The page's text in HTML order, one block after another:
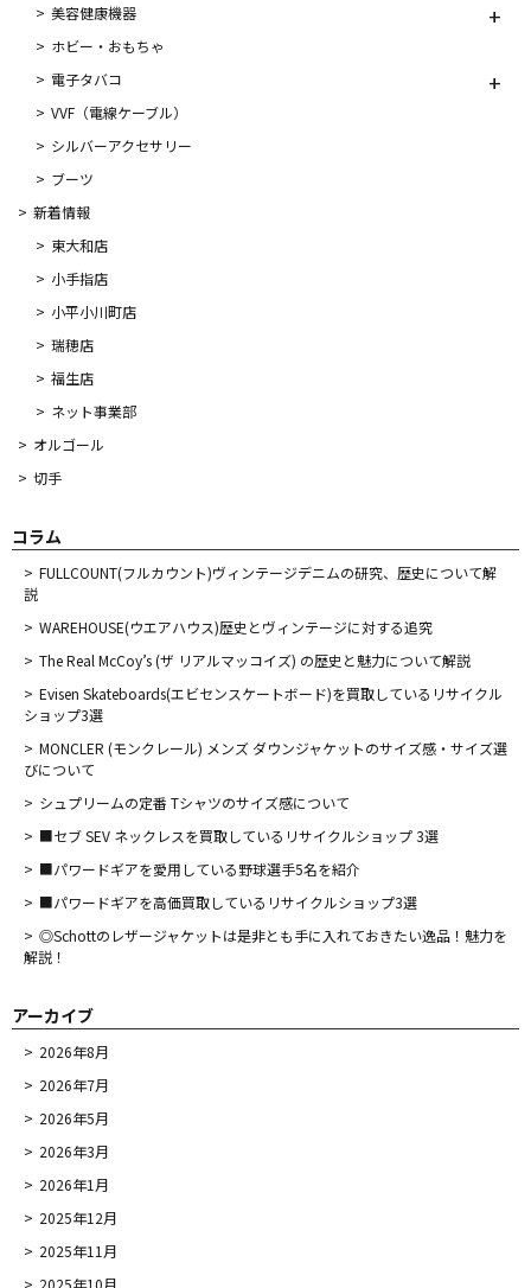
美容健康機器
ホビー・おもちゃ
電子タバコ
VVF（電線ケーブル）
シルバーアクセサリー
ブーツ
新着情報
東大和店
小手指店
小平小川町店
瑞穂店
福生店
ネット事業部
オルゴール
切手
コラム
FULLCOUNT(フルカウント)ヴィンテージデニムの研究、歴史について解
説
WAREHOUSE(ウエアハウス)歴史とヴィンテージに対する追究
The Real McCoy’s (ザ リアルマッコイズ) の歴史と魅力について解説
Evisen Skateboards(エビセンスケートボード)を買取しているリサイクル
ショップ3選
MONCLER (モンクレール) メンズ ダウンジャケットのサイズ感・サイズ選
びについて
シュプリームの定番 Tシャツのサイズ感について
■セブ SEV ネックレスを買取しているリサイクルショップ 3選
■パワードギアを愛用している野球選手5名を紹介
■パワードギアを高価買取しているリサイクルショップ3選
◎Schottのレザージャケットは是非とも手に入れておきたい逸品！魅力を
解説！
アーカイブ
2026年8月
2026年7月
2026年5月
2026年3月
2026年1月
2025年12月
2025年11月
2025年10月